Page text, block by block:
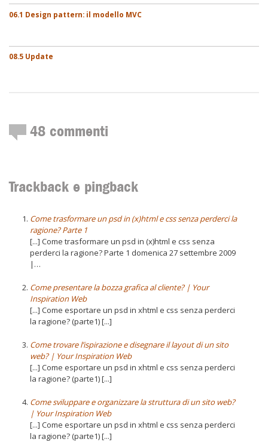
06.1 Design pattern: il modello MVC
08.5 Update
48 commenti
Trackback e pingback
Come trasformare un psd in (x)html e css senza perderci la
ragione? Parte 1
[...] Come trasformare un psd in (x)html e css senza
perderci la ragione? Parte 1 domenica 27 settembre 2009
|…
Come presentare la bozza grafica al cliente? | Your
Inspiration Web
[...] Come esportare un psd in xhtml e css senza perderci
la ragione? (parte1) [...]
Come trovare l’ispirazione e disegnare il layout di un sito
web? | Your Inspiration Web
[...] Come esportare un psd in xhtml e css senza perderci
la ragione? (parte1) [...]
Come sviluppare e organizzare la struttura di un sito web?
| Your Inspiration Web
[...] Come esportare un psd in xhtml e css senza perderci
la ragione? (parte1) [...]